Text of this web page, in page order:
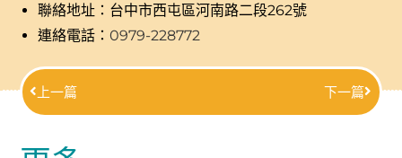
聯絡地址：台中市西屯區河南路二段262號
連絡電話：0979-228772
上一篇 下一篇